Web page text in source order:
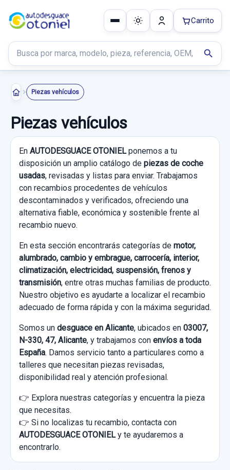
Buscar productos
search
Carrito
Piezas vehículos
Piezas vehículos
En AUTODESGUACE OTONIELponemos a tu
disposición un amplio catálogo de piezas de coche
usadas, revisadas y listas para enviar. Trabajamos
con recambios procedentes de vehículos
descontaminados y verificados, ofreciendo una
alternativa fiable, económica y sostenible frente al
recambio nuevo.
En esta sección encontrarás categorías de motor,
alumbrado, cambio y embrague, carrocería, interior,
climatización, electricidad, suspensión, frenos y
transmisión, entre otras muchas familias de producto.
Nuestro objetivo es ayudarte a localizar el recambio
adecuado de forma rápida y con la máxima seguridad.
Somos un desguace en Alicante, ubicados en 03007,
N-330, 47, Alicante, y trabajamos con envíos a toda
España. Damos servicio tanto a particulares como a
talleres que necesitan piezas revisadas,
disponibilidad real y atención profesional.
👉 Explora nuestras categorías y encuentra la pieza
que necesitas.
👉 Si no localizas tu recambio, contacta con
AUTODESGUACE OTONIELy te ayudaremos a
encontrarlo.